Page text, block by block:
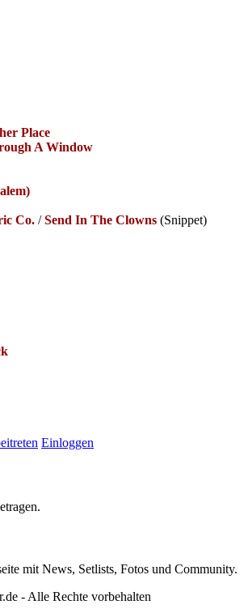
Place
A Window
Co. /Send In The Clowns (Snippet)
Einloggen
mit News, Setlists, Fotos und Community.
- Alle Rechte vorbehalten